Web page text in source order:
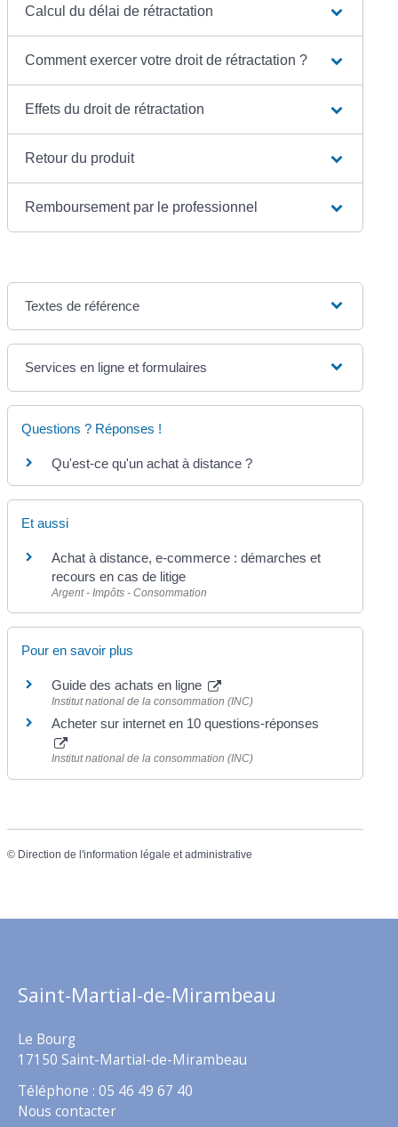
Calcul du délai de rétractation
Comment exercer votre droit de rétractation ?
Effets du droit de rétractation
Retour du produit
Remboursement par le professionnel
Textes de référence
Services en ligne et formulaires
Questions ? Réponses !
Qu'est-ce qu'un achat à distance ?
Et aussi
Achat à distance, e-commerce : démarches et
recours en cas de litige
Argent - Impôts - Consommation
Pour en savoir plus
Guide des achats en ligne
Institut national de la consommation (INC)
Acheter sur internet en 10 questions-réponses
Institut national de la consommation (INC)
© Direction de l'information légale et administrative
Saint-Martial-de-Mirambeau
Le Bourg
17150 Saint-Martial-de-Mirambeau
Téléphone : 05 46 49 67 40
Nous contacter